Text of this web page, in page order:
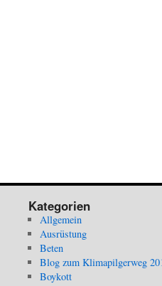
Kategorien
Allgemein
Ausrüstung
Beten
Blog zum Klimapilgerweg
Boykott